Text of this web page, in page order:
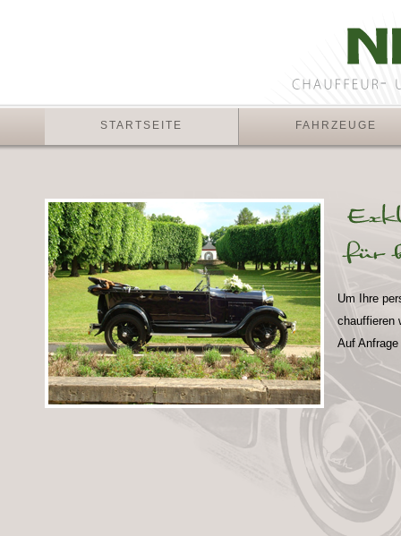
STARTSEITE FAHRZEUGE
Um Ihre
chauffieren
Auf